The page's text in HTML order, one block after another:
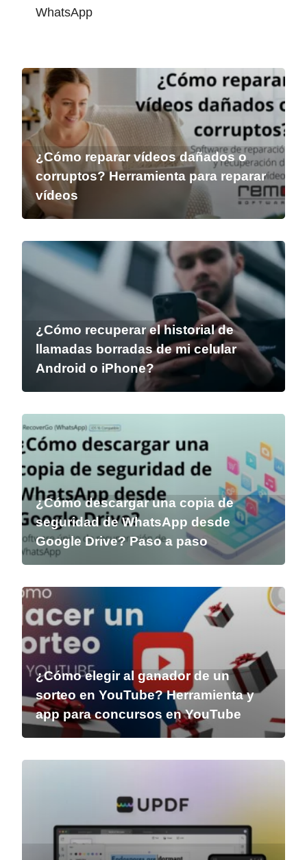
WhatsApp
¿Cómo reparar vídeos dañados o
corruptos? Herramienta para reparar
vídeos
¿Cómo recuperar el historial de
llamadas borradas de mi celular
Android o iPhone?
¿Cómo descargar una copia de
seguridad de WhatsApp desde
Google Drive? Paso a paso
¿Cómo elegir al ganador de un
sorteo en YouTube? Herramienta y
app para concursos en YouTube